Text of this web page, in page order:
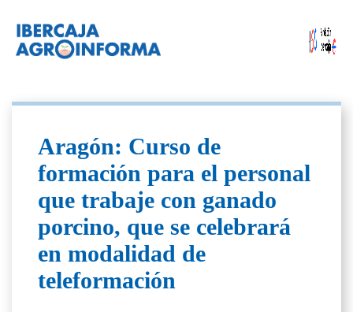
Aragón: Curso de
formación para el personal
que trabaje con ganado
porcino, que se celebrará
en modalidad de
teleformación